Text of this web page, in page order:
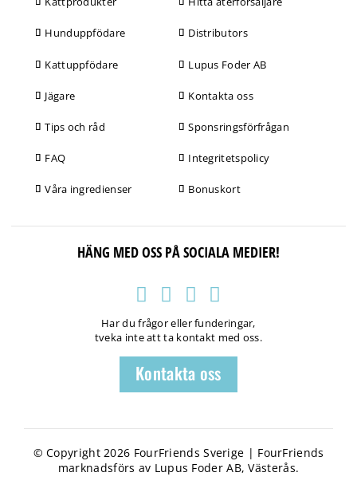
Hunduppfödare
Kattuppfödare
Jägare
Tips och råd
FAQ
Våra ingredienser
Distributors
Lupus Foder AB
Kontakta oss
Sponsringsförfrågan
Integritetspolicy
Bonuskort
HÄNG MED OSS PÅ SOCIALA MEDIER!
Har du frågor eller funderingar,
tveka inte att ta kontakt med oss.
Kontakta oss
© Copyright 2026 FourFriends Sverige | FourFriends
marknadsförs av Lupus Foder AB, Västerås.